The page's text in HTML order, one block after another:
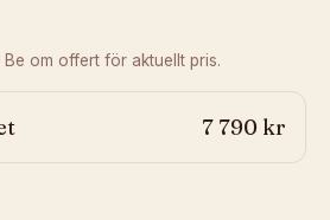
om offert för aktuellt pris.
7 790 kr